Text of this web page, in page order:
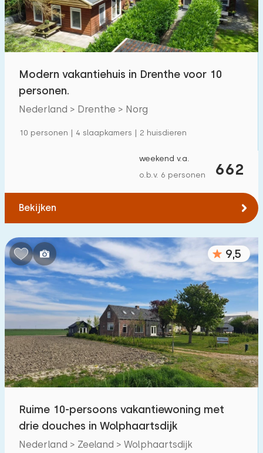
Modern vakantiehuis in Drenthe voor 10
personen.
Nederland > Drenthe > Norg
10 personen | 4 slaapkamers | 2 huisdieren
662
weekend v.a.
o.b.v. 6 personen
Bekijken
9,5
Ruime 10-persoons vakantiewoning met
drie douches in Wolphaartsdijk
Nederland > Zeeland > Wolphaartsdijk